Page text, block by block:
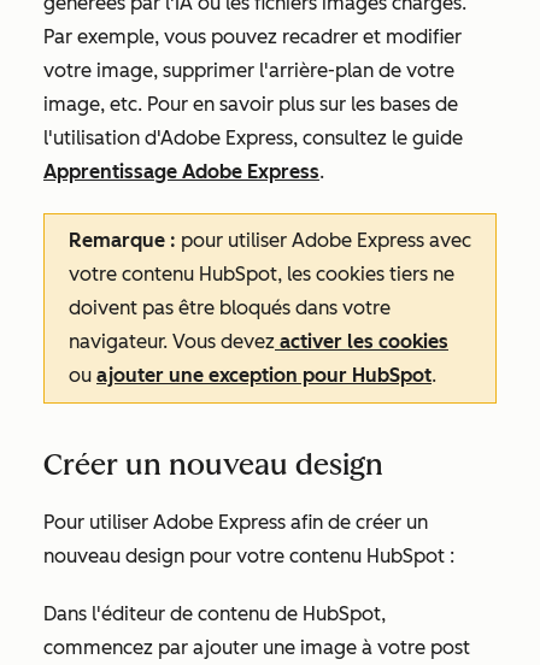
Par exemple, vous pouvez recadrer et modifier
votre image, supprimer l'arrière-plan de votre
image, etc. Pour en savoir plus sur les bases de
l'utilisation d'Adobe Express, consultez le guide
Apprentissage Adobe Express.
Remarque : pour utiliser Adobe Express avec
votre contenu HubSpot, les cookies tiers ne
doivent pas être bloqués dans votre
navigateur. Vous devez activer les cookies
ou ajouter une exception pour HubSpot.
Créer un nouveau design
Pour utiliser Adobe Express afin de créer un
nouveau design pour votre contenu HubSpot :
Dans l'éditeur de contenu de HubSpot,
commencez par ajouter une image à votre post